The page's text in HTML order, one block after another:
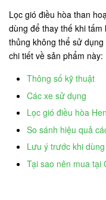
Lọc gió điều hòa than
dùng để thay thế khi
thủng không thể sử
chi tiết về sản phẩm này:
Thông số kỹ thuật
Các xe sử dụng
Lọc gió điều hòa
So sánh hiệu quả
Lưu ý trước khi dùng
Tại sao nên mua tại